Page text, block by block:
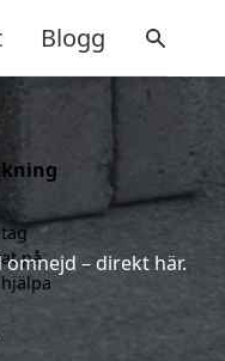
Blogg
– direkt här.
på